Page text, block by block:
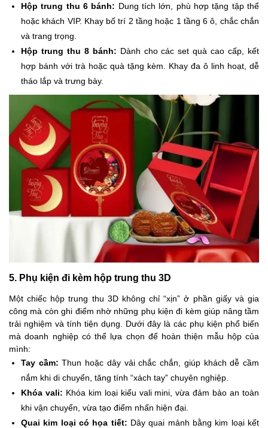
Hộp trung thu 6 bánh: Dung tích lớn, phù hợp tặng tập thể
hoặc khách VIP. Khay bố trí 2 tầng hoặc 1 tầng 6 ô, chắc chắn
và trang trọng.
Hộp trung thu 8 bánh: Dành cho các set quà cao cấp, kết
hợp bánh với trà hoặc quà tặng kèm. Khay đa ô linh hoạt, dễ
tháo lắp và trưng bày.
5. Phụ kiện đi kèm hộp trung thu 3D
Một chiếc hộp trung thu 3D không chỉ “xịn” ở phần giấy và gia
công mà còn ghi điểm nhờ những phụ kiện đi kèm giúp nâng tầm
trải nghiệm và tính tiện dụng. Dưới đây là các phụ kiện phổ biến
mà doanh nghiệp có thể lựa chọn để hoàn thiện mẫu hộp của
mình:
Tay cầm:Thun hoặc dây vải chắc chắn, giúp khách dễ cầm
nắm khi di chuyển, tăng tính “xách tay” chuyên nghiệp.
Khóa vali: Khóa kim loại kiểu vali mini, vừa đảm bảo an toàn
khi vận chuyển, vừa tạo điểm nhấn hiện đại.
Quai kim loại có họa tiết: Dây quai mảnh bằng kim loại kết